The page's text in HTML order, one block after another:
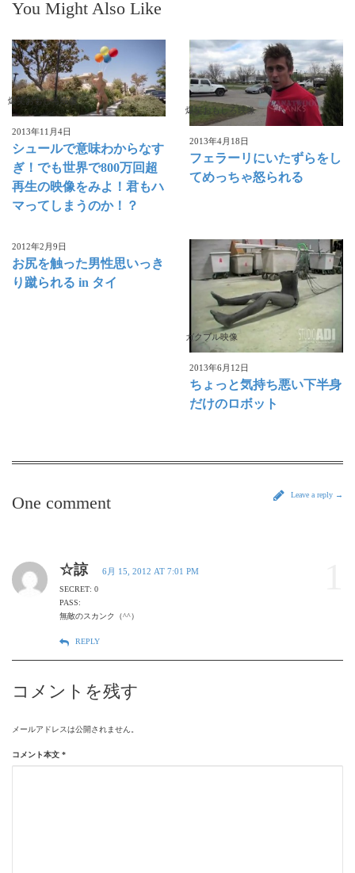
You Might Also Like
爆笑おもしろ映像
2013年11月4日
シュールで意味わからなす
ぎ！でも世界で800万回超
再生の映像をみよ！君もハ
マってしまうのか！？
爆笑おもしろ映像
2013年4月18日
フェラーリにいたずらをし
てめっちゃ怒られる
2012年2月9日
お尻を触った男性思いっき
り蹴られる in タイ
ガクブル映像
2013年6月12日
ちょっと気持ち悪い下半身
だけのロボット
One comment Leave a reply →
☆諒 6月 15, 2012 AT 7:01 PM
SECRET: 0
PASS:
無敵のスカンク（^^）
REPLY
コメントを残す
メールアドレスは公開されません。
コメント本文 *